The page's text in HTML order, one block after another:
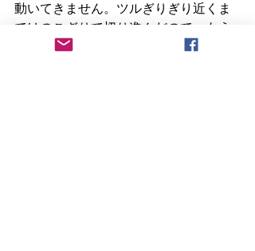
動いてきません。ツルぎりぎり近くま
ではのこぎりで切り進んだので、もう
ほとんど切れているはずなのに。かと